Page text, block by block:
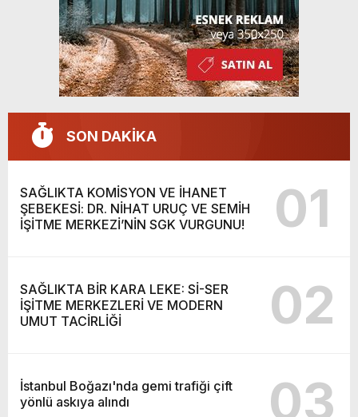
SON DAKİKA
SAĞLIKTA KOMİSYON VE İHANET
ŞEBEKESİ: DR. NİHAT URUÇ VE SEMİH
İŞİTME MERKEZİ’NİN SGK VURGUNU!
01
SAĞLIKTA BİR KARA LEKE: Sİ-SER
İŞİTME MERKEZLERİ VE MODERN
UMUT TACİRLİĞİ
02
İstanbul Boğazı'nda gemi trafiği çift
yönlü askıya alındı
03